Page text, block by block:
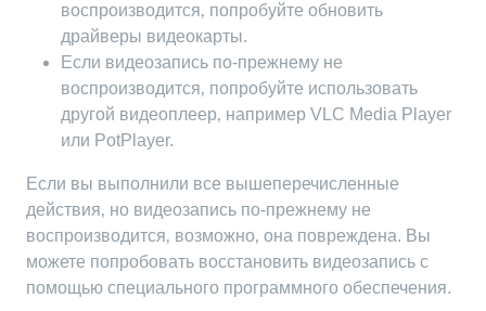
воспроизводится‚ попробуйте обновить
драйверы видеокарты.
Если видеозапись по-прежнему не
воспроизводится‚ попробуйте использовать
другой видеоплеер‚ например VLC Media Player
или PotPlayer.
Если вы выполнили все вышеперечисленные
действия‚ но видеозапись по-прежнему не
воспроизводится‚ возможно‚ она повреждена. Вы
можете попробовать восстановить видеозапись с
помощью специального программного обеспечения.